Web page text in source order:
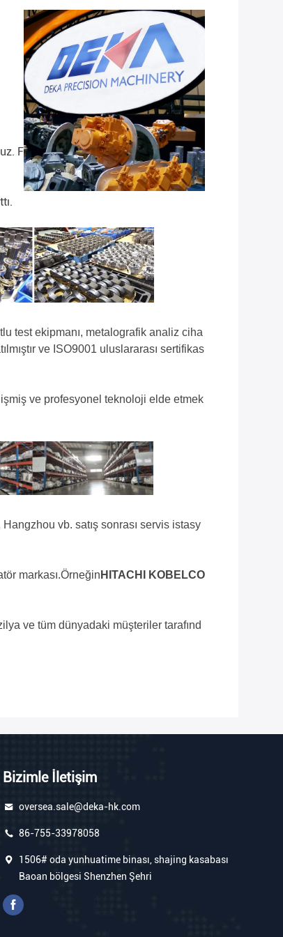
F
test ekipmanı, metalografik analiz ciha
ve ISO9001 uluslararası sertifikas
ve profesyonel teknoloji elde etmek
vb. satış sonrası servis istasy
markası.Örneğin HITACHI KOBELCO
ve tüm dünyadaki müşteriler tarafınd
Bizimle İletişim
oversea.sale@deka-hk.com
86-755-33978058
1506# oda yunhuatime binası, shajing kasabası
Baoan bölgesi Shenzhen Şehri